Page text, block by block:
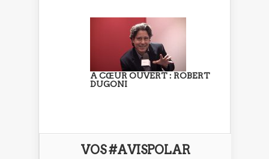
A CŒUR OUVERT : ROBERT
DUGONI
VOS #AVISPOLAR